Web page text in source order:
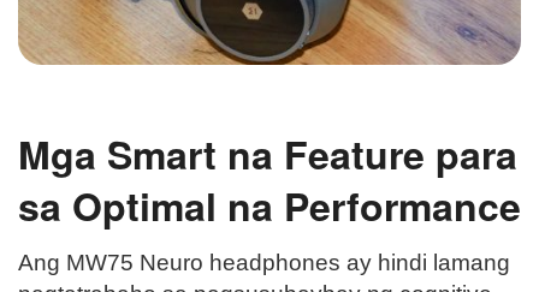
Mga Smart na Feature para
sa Optimal na Performance
Ang MW75 Neuro headphones ay hindi lamang